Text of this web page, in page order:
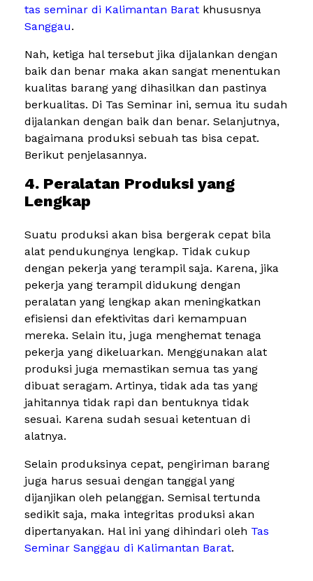
tas seminar di Kalimantan Barat khususnya
Sanggau.
Nah, ketiga hal tersebut jika dijalankan dengan
baik dan benar maka akan sangat menentukan
kualitas barang yang dihasilkan dan pastinya
berkualitas. Di Tas Seminar ini, semua itu sudah
dijalankan dengan baik dan benar. Selanjutnya,
bagaimana produksi sebuah tas bisa cepat.
Berikut penjelasannya.
4. Peralatan Produksi yang
Lengkap
Suatu produksi akan bisa bergerak cepat bila
alat pendukungnya lengkap. Tidak cukup
dengan pekerja yang terampil saja. Karena, jika
pekerja yang terampil didukung dengan
peralatan yang lengkap akan meningkatkan
efisiensi dan efektivitas dari kemampuan
mereka. Selain itu, juga menghemat tenaga
pekerja yang dikeluarkan. Menggunakan alat
produksi juga memastikan semua tas yang
dibuat seragam. Artinya, tidak ada tas yang
jahitannya tidak rapi dan bentuknya tidak
sesuai. Karena sudah sesuai ketentuan di
alatnya.
Selain produksinya cepat, pengiriman barang
juga harus sesuai dengan tanggal yang
dijanjikan oleh pelanggan. Semisal tertunda
sedikit saja, maka integritas produksi akan
dipertanyakan. Hal ini yang dihindari oleh Tas
Seminar Sanggau di Kalimantan Barat.